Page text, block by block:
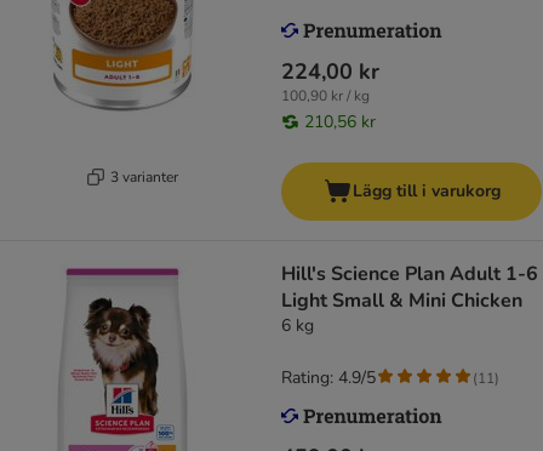
3 varianter
224,00 kr
100,90 kr / kg
210,56 kr
Lägg till i varukorg
Hill's Science Plan Adult 1-6
Light Small & Mini Chicken
6 kg
Rating: 4.9/5 (11)